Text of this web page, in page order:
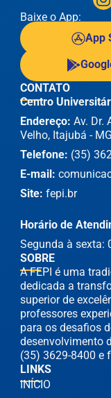
Baixe o App:
App
SOBRE
A FEPI é uma
dedicada a
superior de
professores
para os desafios
desenvolvimento
(35) 3629-8400 e
LINKS
INÍCIO
CONTATO
Centro
Endereço: Av. Dr.
Velho, Itajubá -
Telefone: (35)
E-mail:
Site: fepi.br
Horário de
Segunda à sexta: